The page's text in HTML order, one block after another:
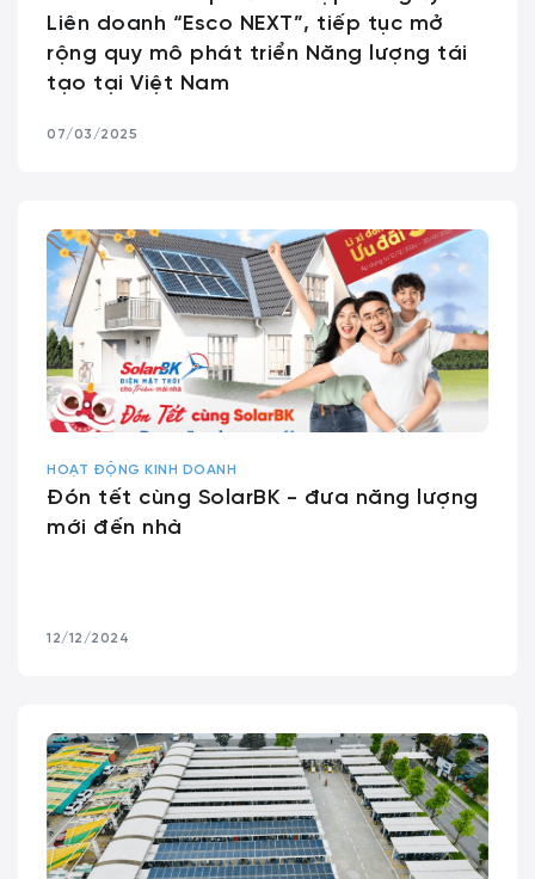
Liên doanh “Esco NEXT”, tiếp tục mở
rộng quy mô phát triển Năng lượng tái
tạo tại Việt Nam
07/03/2025
HOẠT ĐỘNG KINH DOANH
Đón tết cùng SolarBK - đưa năng lượng
mới đến nhà
12/12/2024